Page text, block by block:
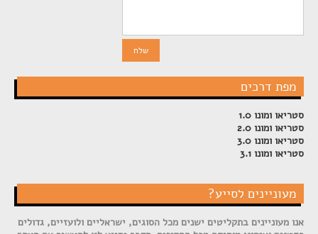
מפת דרכים
סטריאו ומונו 1.0
סטריאו ומונו 2.0
סטריאו ומונו 3.0
סטריאו ומונו 3.1
מעוניינים לסייע?
אנו מעוניינים בתקליטים ישנים מכל הסוגים, ישראליים ולועזיים, גדולים